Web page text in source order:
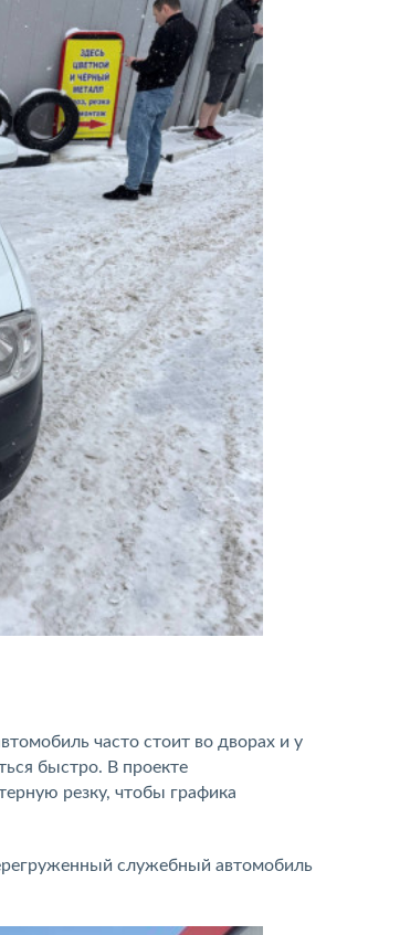
часто стоит во дворах и у
быстро. В проекте
резку, чтобы графика
служебный автомобиль